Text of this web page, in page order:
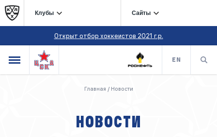
Клубы Сайты
Открыт отбор хоккеистов 2021 г.р.
EN
Главная / Новости
НОВОСТИ